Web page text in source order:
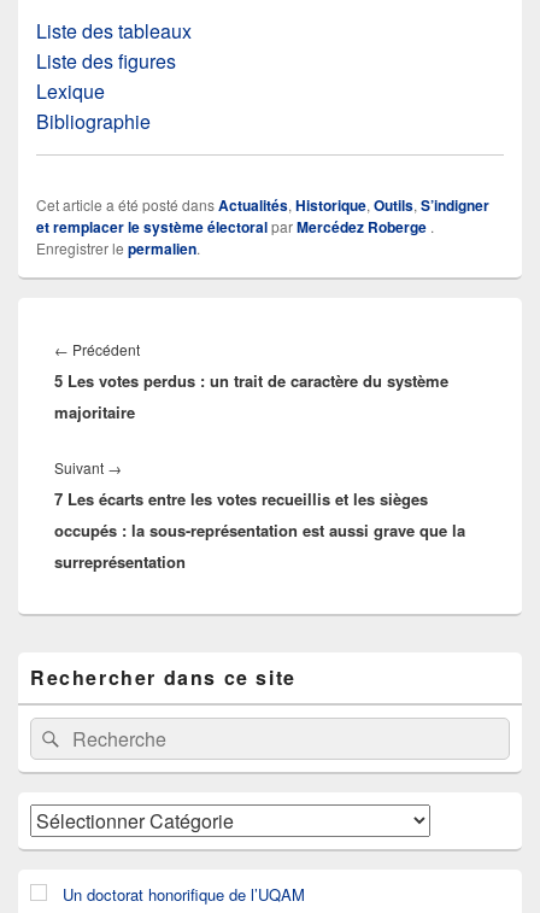
Liste des tableaux
Liste des figures
Lexique
Bibliographie
Cet article a été posté dansActualités, Historique, Outils, S’indigner
et remplacer le système électoralparMercédez Roberge .
Enregistrer le permalien.
de
l’article
← PrécédentArticle
précédent :
5 Les votes perdus : un trait de caractère du système
majoritaire
Suivant →
suivant :
7 Les écarts entre les votes recueillis et les sièges
occupés : la sous-représentation est aussi grave que la
surreprésentation
principale
de
widget
pour
la
latérale
Rechercher dans ce site
Recherche :Rechercher
Catégories
Un doctorat honorifique de l’UQAM